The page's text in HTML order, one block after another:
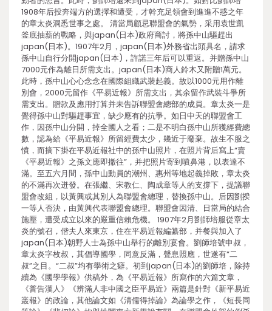
1908年后投奔端方的選擇和遭受，才幹充足領會到進進不惑之年
的章太炎洞悉世事之處。 清當局顧忌聯盟會的氣勢，采用袁世凱
釜底抽薪的戰略，與japan(日本)政府商討，將孫中山驅趕出
japan(日本)。1907年2月，japan(日本)外務省出頭具名，請求
孫中山自行分開japan(日本)，許諾三年后可以重返。并贈孫中山
7000元作為離日所需支出。japan(日本)商人鈴木又附贈1萬元。
此時，孫中山心心念念在國際組織武裝起義。故以1000元用作離
別會，2000元留作《平易近報》所需支出，其余留作武裝斗爭所
需支出。贈款及應用打算并未告訴聯盟會總部的成員。章太炎一是
覺得孫中山對驅趕事宜，缺少應有的抗爭。如日中天的聯盟會工
作，因孫中山分開，掉全國人之看；二是不明白孫中山所獲經費總
數，認為給《平易近報》所留經費太少，幾近于廢棄。故生不服之
憤，而摘下掛在平易近報社中的孫中山照片，在照片背后寫上“賣
《平易近報》之孫文應即撤往”，并把照片寄到噴鼻港，以表達不
滿。至五六月間，孫中山動員的潮州、惠州等地起義掉敗，章太炎
的不滿再次迸發。在張繼、宋教仁、陶成章等人的支撐下，提議聯
盟會改組，以黃興或其別人為聯盟會總理，替換孫中山。后因劉揆
一等人否決，由黃興代表聯盟會總理。聯盟會因清、日當局的結合
施壓，遭受成立以來的嚴重信賴危機。 1907年2月劉師培服從章太
炎的號召，偕夫人來東京，住在平易近報編纂部，并餐與加入了
japan(日本)朝野人士為孫中山舉行的離別宴會。劉師培號申叔，
章太炎字枚叔，其倡導國學，同意反滿，聲息照應，世遂有“二
叔”之目。“二叔”均有學術之癖。初到japan(日本)的劉師培，除持
續為《國學學報》供稿外，為《平易近報》所寫作的六篇文章，
《普告漢人》《辨滿人非中國之臣平易近》兩篇是針對《新平易近
叢報》的政論，其他論文如《清儒得掉論》為論學之作，《短長同